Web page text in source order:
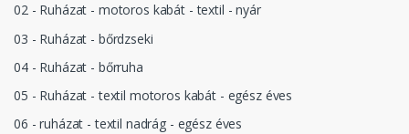
02 - Ruházat - motoros kabát - textil - nyár
03 - Ruházat - bőrdzseki
04 - Ruházat - bőrruha
05 - Ruházat - textil motoros kabát - egész éves
06 - ruházat - textil nadrág - egész éves